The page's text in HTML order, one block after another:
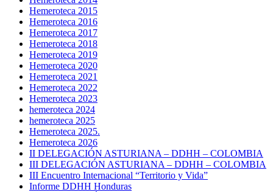
Hemeroteca 2015
Hemeroteca 2016
Hemeroteca 2017
Hemeroteca 2018
Hemeroteca 2019
Hemeroteca 2020
Hemeroteca 2021
Hemeroteca 2022
Hemeroteca 2023
hemeroteca 2024
hemeroteca 2025
Hemeroteca 2025.
Hemeroteca 2026
II DELEGACIÓN ASTURIANA – DDHH – COLOMBIA
III DELEGACIÓN ASTURIANA – DDHH – COLOMBIA
III Encuentro Internacional “Territorio y Vida”
Informe DDHH Honduras